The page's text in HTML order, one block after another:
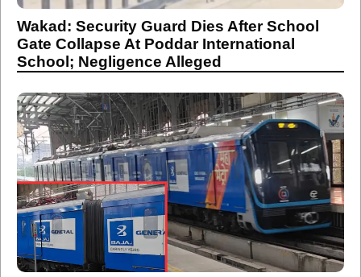
Wakad: Security Guard Dies After School
Gate Collapse At Poddar International
School; Negligence Alleged